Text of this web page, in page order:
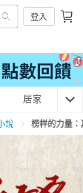
登入
居家 3C
說 榜样的力量